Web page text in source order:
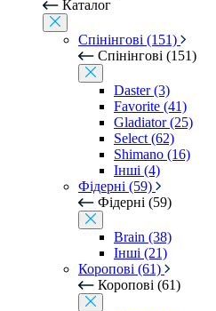
Каталог
Спінінгові (151)
Спінінгові (151)
Daster (3)
Favorite (41)
Gladiator (25)
Select (62)
Shimano (16)
Інші (4)
Фідерні (59)
Фідерні (59)
Brain (38)
Інші (21)
Коропові (61)
Коропові (61)